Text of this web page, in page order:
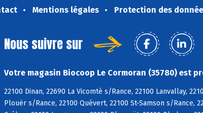
Mentions légales Protection des
Nous suivre sur
Votre magasin Biocoop Le Cormoran (35780) est
22100 Dinan, 22690 La Vicomté s/Rance, 22100 Lanvallay,
Plouër s/Rance, 22100 Quévert, 22100 St-Samson s/Rance,